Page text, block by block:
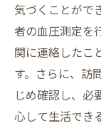
気づくことがで
者の血圧測定を
関に連絡したこ
す。さらに、訪
じめ確認し、必
心して生活でき